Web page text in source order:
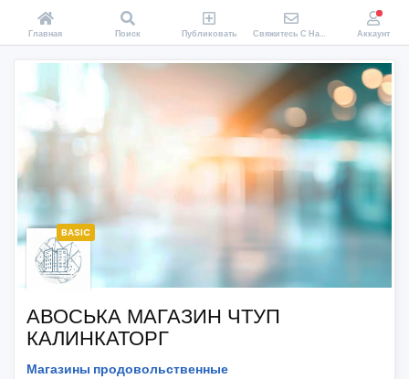
BASIC
АВОСЬКА МАГАЗИН ЧТУП
КАЛИНКАТОРГ
Магазины продовольственные
Главная Поиск Публиковать Свяжитесь С Нами Аккаунт